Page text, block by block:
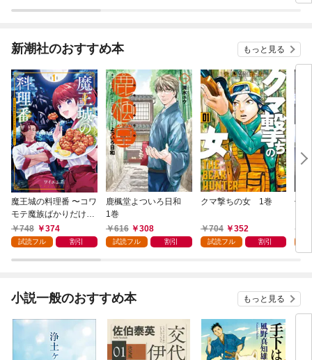
新潮社のおすすめ本 もっと見る
魔王城の料理番 〜コワ
モテ魔族ばかりだけ
ど、ホワイトな職場で
す〜 1巻
748 374
試読フル 割引
鹿楓堂よついろ日和
1巻
616
308
試読フル 割引
クマ撃ちの女 1巻
704 352
試読フル 割引
俺
る
小説一般のおすすめ本 もっと見る